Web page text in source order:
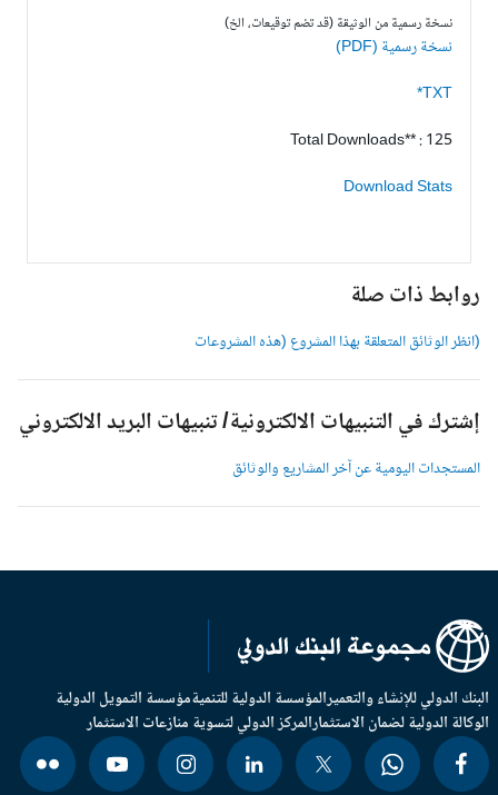
نسخة رسمية من الوثيقة (قد تضم توقيعات، الخ)
نسخة رسمية (PDF)
TXT*
Total Downloads** : 125
Download Stats
روابط ذات صلة
(انظر الوثائق المتعلقة بهذا المشروع (هذه المشروعات
إشترك في التنبيهات الالكترونية/ تنبيهات البريد الالكتروني
المستجدات اليومية عن آخر المشاريع والوثائق
الدولي للإنشاء والتعميرالمؤسسة الدولية للتنميةمؤسسة التمويل الدولية
الدولية لضمان الاستثمارالمركز الدولي لتسوية منازعات الاستثمار